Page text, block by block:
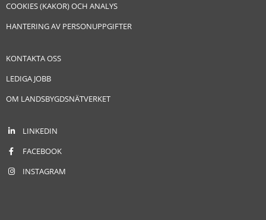
COOKIES (KAKOR) OCH ANALYS
HANTERING AV PERSONUPPGIFTER
KONTAKTA OSS
LEDIGA JOBB
OM LANDSBYGDSNÄTVERKET
LINKEDIN
FACEBOOK
INSTAGRAM